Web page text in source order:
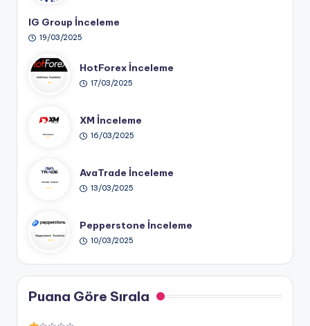
IG Group İnceleme
19/03/2025
HotForex İnceleme
17/03/2025
XM İnceleme
16/03/2025
AvaTrade İnceleme
13/03/2025
Pepperstone İnceleme
10/03/2025
Puana Göre Sırala